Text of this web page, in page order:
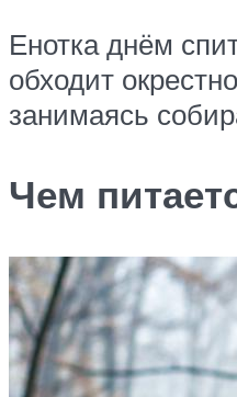
Енотка днём
обходит
занимаясь
Чем